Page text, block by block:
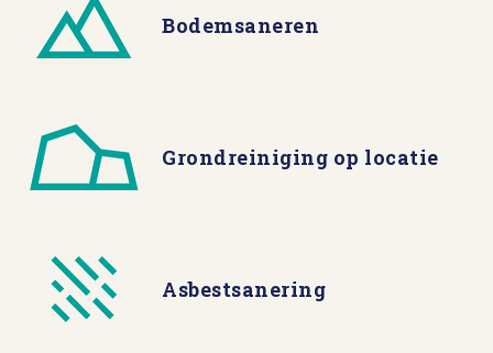
Bodemsaneren
Grondreiniging op locatie
Asbestsanering